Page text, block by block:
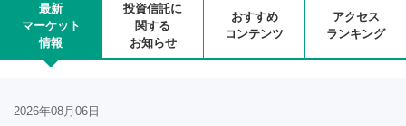
最新
マーケット
情報
投資信託に
関する
お知らせ
おすすめ
コンテンツ
アクセス
ランキング
2026年08月06日